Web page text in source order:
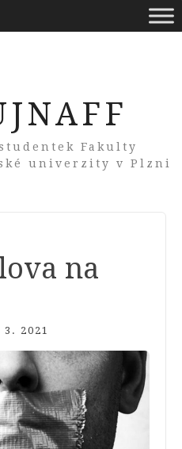
Fakulty
univerzity v Plzni
na
3. 2021